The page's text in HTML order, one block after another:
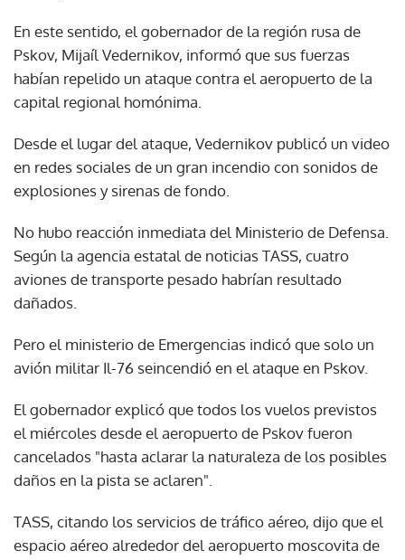
En este sentido, el gobernador de la región rusa de
Pskov, Mijaíl Vedernikov, informó que sus fuerzas
habían repelido un ataque contra el aeropuerto de la
capital regional homónima.
Desde el lugar del ataque, Vedernikov publicó un video
en redes sociales de un gran incendio con sonidos de
explosiones y sirenas de fondo.
No hubo reacción inmediata del Ministerio de Defensa.
Según la agencia estatal de noticias TASS, cuatro
aviones de transporte pesado habrían resultado
dañados.
Pero el ministerio de Emergencias indicó que solo un
avión militar Il-76 seincendió en el ataque en Pskov.
El gobernador explicó que todos los vuelos previstos
el miércoles desde el aeropuerto de Pskov fueron
cancelados "hasta aclarar la naturaleza de los posibles
daños en la pista se aclaren".
TASS, citando los servicios de tráfico aéreo, dijo que el
espacio aéreo alrededor del aeropuerto moscovita de